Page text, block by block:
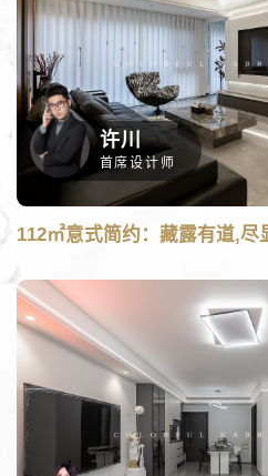
112㎡意式简约：藏露有道,尽显空
许川
首席设计师